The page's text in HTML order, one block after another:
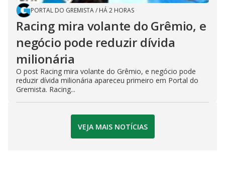
PORTAL DO GREMISTA/ HÁ 2 HORAS
Racing mira volante do Grêmio, e
negócio pode reduzir dívida
milionária
O post Racing mira volante do Grêmio, e negócio pode
reduzir dívida milionária apareceu primeiro em Portal do
Gremista. Racing...
VEJA MAIS NOTÍCIAS